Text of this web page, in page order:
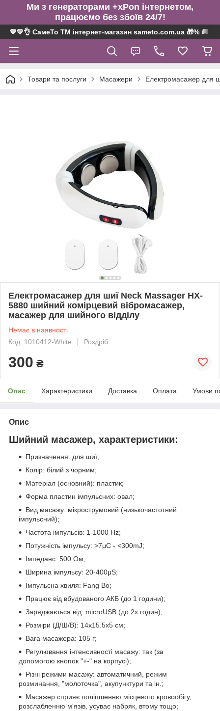
Ми з генераторами +xPon інтернетом,
працюємо без збоїв 24/7!
💙💛👌 СамеТо ТМ інтернет-магазин sameto.com.ua 🎁% 🚚 ⤵
Товари та послуги Масажери Електромасажер для
Електромасажер для шиї Neck Massager HX-
5880 шийний комірцевий вібромасажер,
масажер для шийного відділу
Немає в наявності
Код: 1010412-White
Роздріб
300 ₴
Опис Характеристики Доставка Оплата Умови
Опис
Шийний масажер, характеристики:
Призначення: для шиї;
Колір: білий з чорним;
Матеріал (основний): пластик;
Форма пластин імпульсних: овал;
Вид масажу: мікрострумовий (низькочастотний
імпульсний);
Частота імпульсів: 1-1000 Hz;
Потужність імпульсу: >7μC - <300mJ;
Імпеданс: 500 Ом;
Ширина імпульсу: 20-400μS;
Імпульсна хвиля: Fang Bo;
Працює від вбудованого АКБ (до 1 години);
Заряджається від: microUSB (до 2х годин);
Розміри (Д/Ш/В): 14х15.5х5 см;
Вага масажера: 105 г;
Регулювання інтенсивності масажу: так (за
допомогою кнопок "+-" на корпусі);
Різні режими масажу: автоматичний, режим
розминання, "молоточка", акупунктури та ін.;
Масажер сприяє поліпшенню місцевого кровообігу,
розслабленню м'язів, усуває набряк, втому тощо;